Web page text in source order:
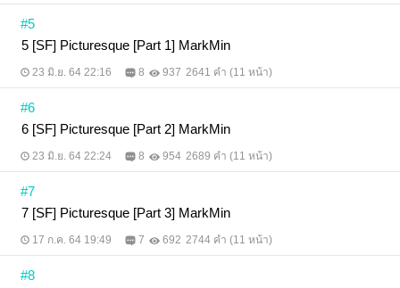
#5
5 [SF] Picturesque [Part 1] MarkMin
23 มิ.ย. 64 22:16 8 937 2641 คำ (11 หน้า)
#6
6 [SF] Picturesque [Part 2] MarkMin
23 มิ.ย. 64 22:24 8 954 2689 คำ (11 หน้า)
#7
7 [SF] Picturesque [Part 3] MarkMin
17 ก.ค. 64 19:49 7 692 2744 คำ (11 หน้า)
#8